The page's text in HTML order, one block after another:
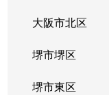
大阪市北区
堺市堺区
堺市東区